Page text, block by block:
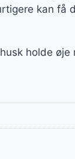
kan få
holde